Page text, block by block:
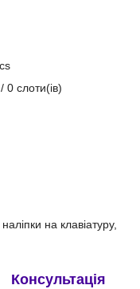
0 слоти(ів)
на клавіатуру,
Консультація